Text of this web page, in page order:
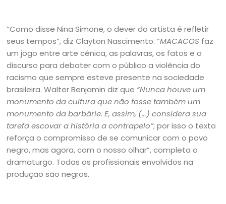
“Como disse Nina Simone, o dever do artista é refletir
seus tempos”, diz Clayton Nascimento. “MACACOS faz
um jogo entre arte cênica, as palavras, os fatos e o
discurso para debater com o público a violência do
racismo que sempre esteve presente na sociedade
brasileira. Walter Benjamin diz que “Nunca houve um
monumento da cultura que não fosse também um
monumento da barbárie. E, assim, (…) considera sua
tarefa escovar a história a contrapelo”; por isso o texto
reforça o compromisso de se comunicar com o povo
negro, mas agora, com o nosso olhar”, completa o
dramaturgo. Todas os profissionais envolvidos na
produção são negros.